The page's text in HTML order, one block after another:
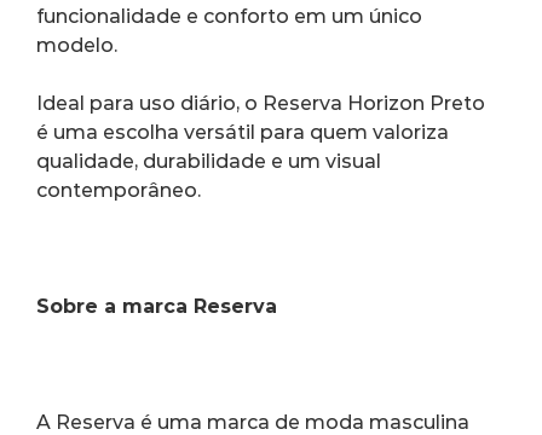
funcionalidade e conforto em um único
modelo.
Ideal para uso diário, o Reserva Horizon Preto
é uma escolha versátil para quem valoriza
qualidade, durabilidade e um visual
contemporâneo.
Sobre a marca Reserva
A Reserva é uma marca de moda masculina